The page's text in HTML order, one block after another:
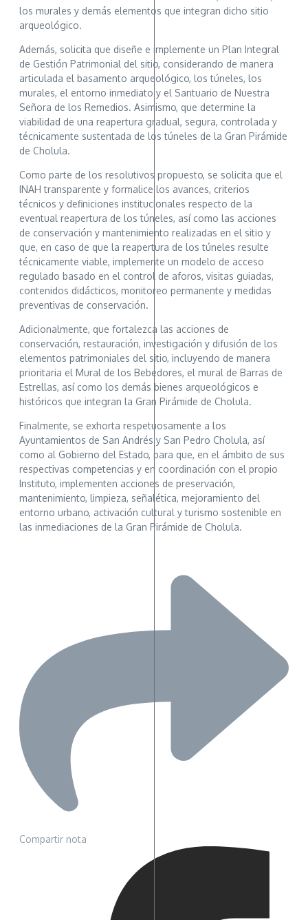
los murales y demás elementos que integran dicho sitio
arqueológico.
Además, solicita que diseñe e implemente un Plan Integral
de Gestión Patrimonial del sitio, considerando de manera
articulada el basamento arqueológico, los túneles, los
murales, el entorno inmediato y el Santuario de Nuestra
Señora de los Remedios. Asimismo, que determine la
viabilidad de una reapertura gradual, segura, controlada y
técnicamente sustentada de los túneles de la Gran Pirámide
de Cholula.
Como parte de los resolutivos propuesto, se solicita que el
INAH transparente y formalice los avances, criterios
técnicos y definiciones institucionales respecto de la
eventual reapertura de los túneles, así como las acciones
de conservación y mantenimiento realizadas en el sitio y
que, en caso de que la reapertura de los túneles resulte
técnicamente viable, implemente un modelo de acceso
regulado basado en el control de aforos, visitas guiadas,
contenidos didácticos, monitoreo permanente y medidas
preventivas de conservación.
Adicionalmente, que fortalezca las acciones de
conservación, restauración, investigación y difusión de los
elementos patrimoniales del sitio, incluyendo de manera
prioritaria el Mural de los Bebedores, el mural de Barras de
Estrellas, así como los demás bienes arqueológicos e
históricos que integran la Gran Pirámide de Cholula.
Finalmente, se exhorta respetuosamente a los
Ayuntamientos de San Andrés y San Pedro Cholula, así
como al Gobierno del Estado, para que, en el ámbito de sus
respectivas competencias y en coordinación con el propio
Instituto, implementen acciones de preservación,
mantenimiento, limpieza, señalética, mejoramiento del
entorno urbano, activación cultural y turismo sostenible en
las inmediaciones de la Gran Pirámide de Cholula.
Compartir nota